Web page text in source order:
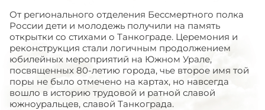
От регионального отделения Бессмертного полка
России дети и молодежь получили на память
открытки со стихами о Танкограде. Церемония и
реконструкция стали логичным продолжением
юбилейных мероприятий на Южном Урале,
посвященных 80-летию города, чье второе имя той
поры не было отмечено на картах, но навсегда
вошло в историю трудовой и ратной славой
южноуральцев, славой Танкограда.